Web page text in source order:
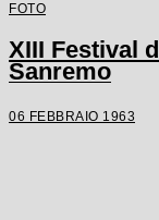
FOTO
XIII Festival
Sanremo
06 FEBBRAIO 1963